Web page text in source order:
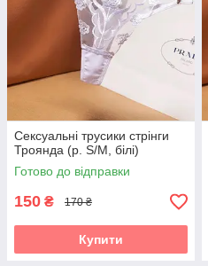
Сексуальні трусики стрінги
Троянда (р. S/M, білі)
Готово до відправки
150 ₴ 170 ₴
Купити